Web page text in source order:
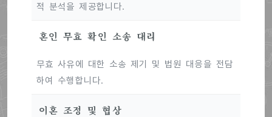
적 분석을 제공합니다.
혼인 무효 확인 소송 대리
무효 사유에 대한 소송 제기 및 법원 대응을 전담
하여 수행합니다.
이혼 조정 및 협상